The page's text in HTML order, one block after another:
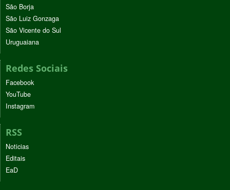
São Borja
São Luiz Gonzaga
São Vicente do Sul
Uruguaiana
Redes Sociais
Facebook
YouTube
Instagram
RSS
Noticias
Editais
EaD